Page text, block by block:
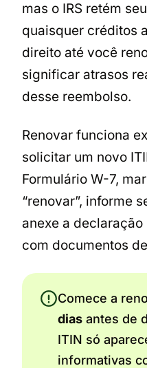
mas o IRS retém
quaisquer créditos
direito até você
significar atrasos
desse reembolso.
Renovar funciona
solicitar um novo
Formulário W-7,
“renovar”, informe
anexe a
com documentos
Comece a
dias antes de
ITIN só
informativas